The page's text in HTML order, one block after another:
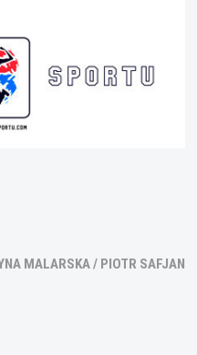
MALARSKA / PIOTR SAFJAN